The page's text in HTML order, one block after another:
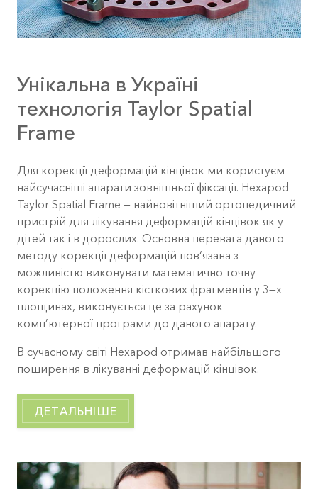
Унікальна в Україні
технологія Taylor Spatial
Frame
Для корекції деформацій кінцівок ми користуєм
найсучасніші апарати зовнішньої фіксації. Hexapod
Taylor Spatial Frame — найновітніший ортопедичний
пристрій для лікування деформацій кінцівок як у
дітей так і в дорослих. Основна перевага даного
методу корекції деформацій пов‘язана з
можливістю виконувати математично точну
корекцію положення кісткових фрагментів у 3—х
площинах, виконується це за рахунок
комп’ютерної програми до даного апарату.
В сучасному світі Hexapod отримав найбільшого
поширення в лікуванні деформацій кінцівок.
ДЕТАЛЬНІШЕ